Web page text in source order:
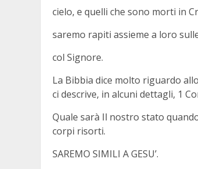
cielo, e quelli che sono morti in
saremo rapiti assieme a loro
col Signore.
La Bibbia dice molto riguardo
ci descrive, in alcuni dettagli, 1
Quale sarà Il nostro stato
corpi risorti.
SAREMO SIMILI A GESU’.